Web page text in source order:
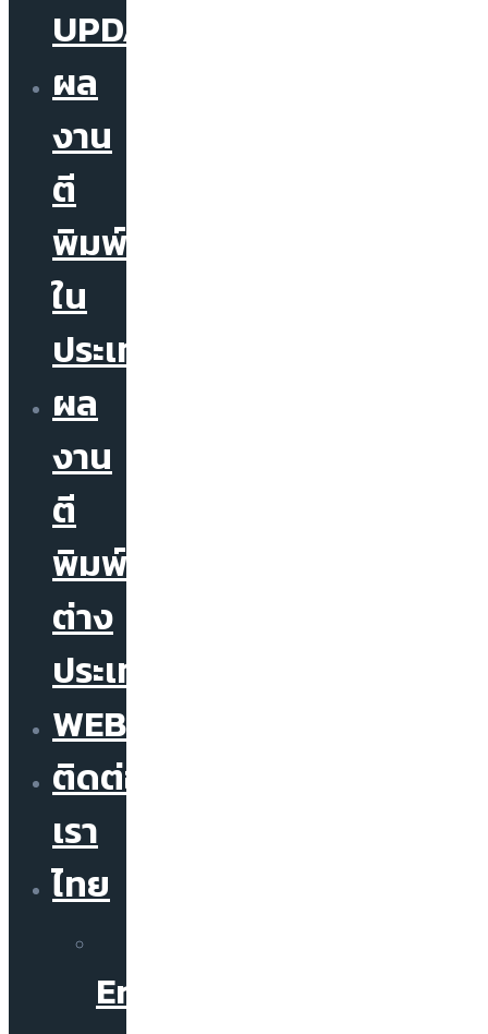
UPDATE
ผล
งาน
ตี
พิมพ์
ใน
ประเทศ
ผล
งาน
ตี
พิมพ์
ต่าง
ประเทศ
WEBINAR
ติดต่อ
เรา
ไทย
English